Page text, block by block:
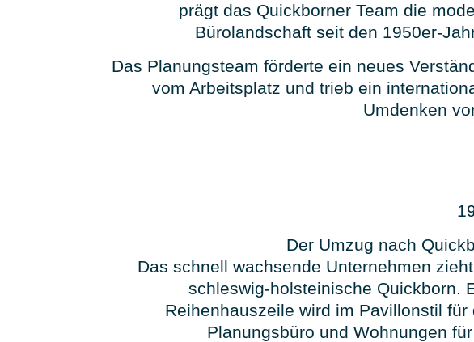
prägt das Quickborner Team die
Bürolandschaft seit den 1950er-
Das Planungsteam förderte ein neues
vom Arbeitsplatz und trieb ein
Umdenken
Der Umzug nach
Das schnell wachsende Unternehmen
schleswig-holsteinische Quickborn.
Reihenhauszeile wird im Pavillonstil für
Planungsbüro und Wohnungen